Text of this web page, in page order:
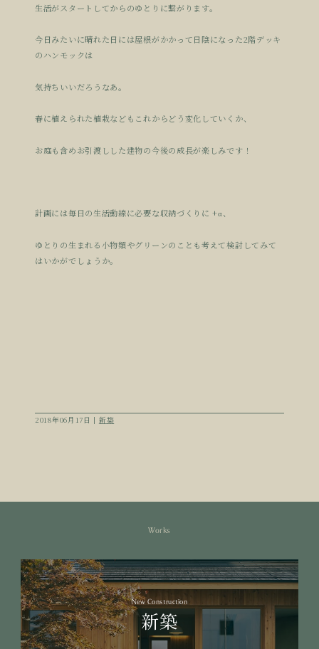
生活がスタートしてからのゆとりに繋がります。
今日みたいに晴れた日には屋根がかかって日陰になった2階デッキ
のハンモックは
気持ちいいだろうなあ。
春に植えられた植栽などもこれからどう変化していくか、
お庭も含めお引渡しした建物の今後の成長が楽しみです！
計画には毎日の生活動線に必要な収納づくりに +α、
ゆとりの生まれる小物類やグリーンのことも考えて検討してみて
はいかがでしょうか。
2018年06月17日 | 新築
Works
New Construction
新築